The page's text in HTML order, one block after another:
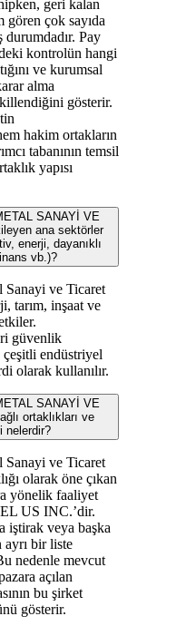
geri kalan
gören çok sayıda
durumdadır. Pay
kontrolün hangi
ve kurumsal
alma
gösterir.
hakim ortakların
tabanının temsil
yapısı
SANAYİ VE
ana sektörler
enerji, dayanıklı
vb.)?
ve Ticaret
tarım, inşaat ve
güvenlik
çeşitli endüstriyel
olarak kullanılır.
SANAYİ VE
ortaklıkları ve
nelerdir?
ve Ticaret
olarak öne çıkan
yönelik faaliyet
US INC.’dir.
iştirak veya başka
ayrı bir liste
nedenle mevcut
açılan
bu şirket
gösterir.